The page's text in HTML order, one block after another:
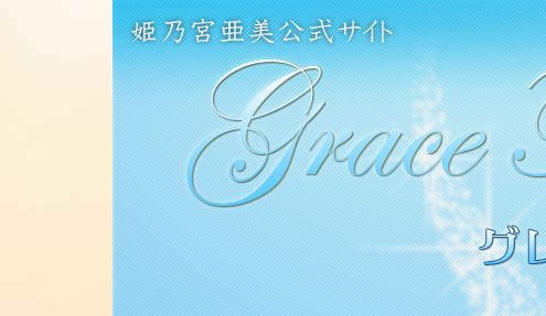
姫乃宮亜美公式サイト～Grace Fountain～
グレースファウンテン